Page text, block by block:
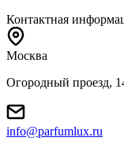
Контактная
Москва
Огородный проезд,
info@parfumlux.ru